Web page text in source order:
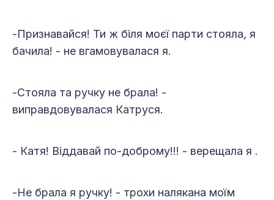
-Признавайся! Ти ж біля моєї парти стояла, я
бачила! - не вгамовувалася я.
-Стояла та ручку не брала! -
виправдовувалася Катруся.
- Катя! Віддавай по-доброму!!! - верещала я .
-Не брала я ручку! - трохи налякана моїм